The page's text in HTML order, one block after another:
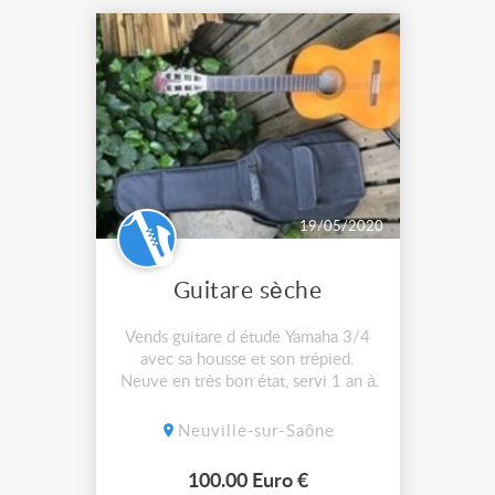
19/05/2020
Guitare sèche
Vends guitare d étude Yamaha 3/4
avec sa housse et son trépied.
Neuve en très bon état, servi 1 an à
Neuville-sur-Saône
100.00 Euro €